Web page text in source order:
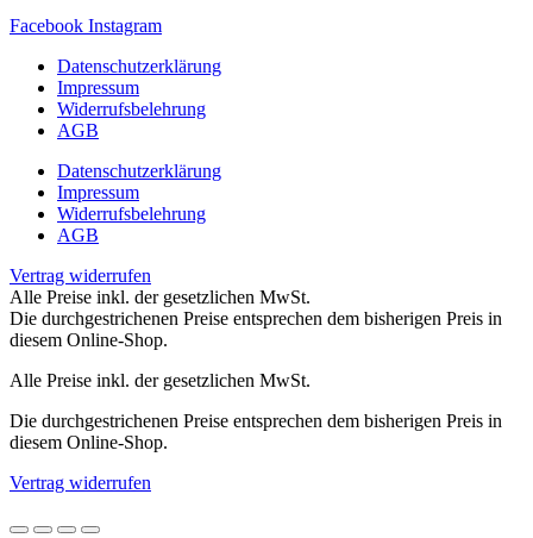
Facebook Instagram
Datenschutzerklärung
Impressum
Widerrufsbelehrung
AGB
Datenschutzerklärung
Impressum
Widerrufsbelehrung
AGB
Vertrag widerrufen
Alle Preise inkl. der gesetzlichen MwSt.
Die durchgestrichenen Preise entsprechen dem bisherigen Preis in
diesem Online-Shop.
Alle Preise inkl. der gesetzlichen MwSt.
Die durchgestrichenen Preise entsprechen dem bisherigen Preis in
diesem Online-Shop.
Vertrag widerrufen